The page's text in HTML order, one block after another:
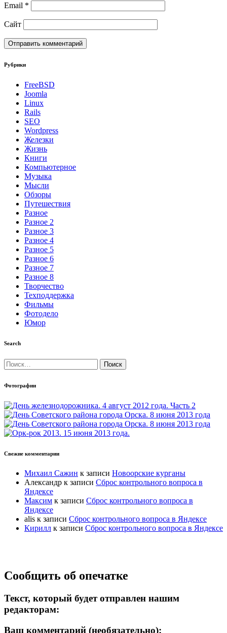
Email *
Сайт
Рубрики
FreeBSD
Joomla
Linux
Rails
SEO
Wordpress
Железки
Жизнь
Книги
Компьютерное
Музыка
Мысли
Обзоры
Путешествия
Разное
Разное 2
Разное 3
Разное 4
Разное 5
Разное 6
Разное 7
Разное 8
Творчество
Техподдержка
Фильмы
Фотодело
Юмор
Search
Найти:
Фотографии
Свежие комментарии
Михаил Сажин к записи Новоорские курганы
Александр к записи Сброс контрольного вопроса в
Яндексе
Максим к записи Сброс контрольного вопроса в
Яндексе
alis к записи Сброс контрольного вопроса в Яндексе
Кирилл к записи Сброс контрольного вопроса в Яндексе
Прокрутка
вверх
Сообщить об опечатке
Текст, который будет отправлен нашим
редакторам:
Ваш комментарий (необязательно):